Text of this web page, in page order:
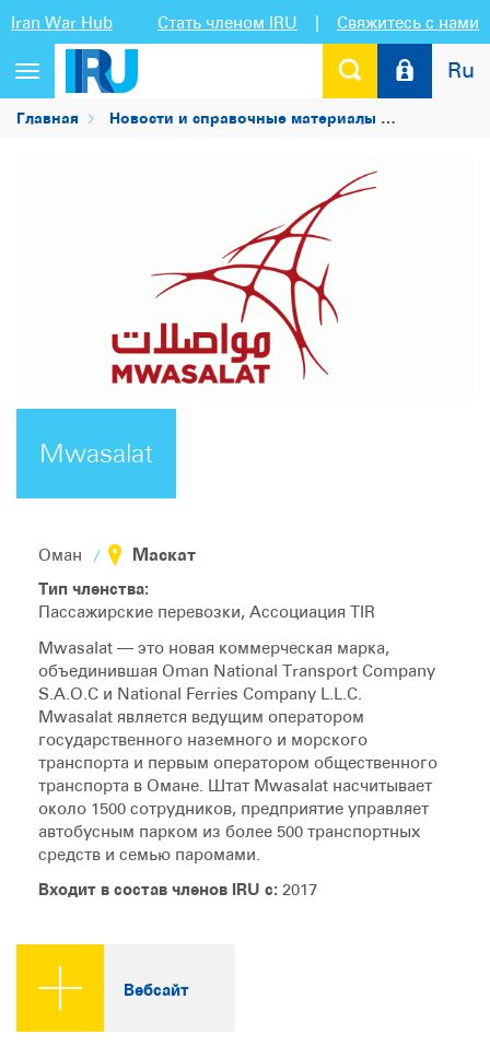
Iran War Hub Стать членом IRU | Свяжитесь с нами
Переключить
навигацию
Ru
Главная Новости и справочные материалы
Mwasalat
Oман Маскат
Тип членства:
Пассажирские перевозки, Ассоциация TIR
Mwasalat — это новая коммерческая марка,
объединившая Oman National Transport Company
S.A.O.C и National Ferries Company L.L.C.
Mwasalat является ведущим оператором
государственного наземного и морского
транспорта и первым оператором общественного
транспорта в Омане. Штат Mwasalat насчитывает
около 1500 сотрудников, предприятие управляет
автобусным парком из более 500 транспортных
средств и семью паромами.
Входит в состав членов IRU с: 2017
Вебсайт